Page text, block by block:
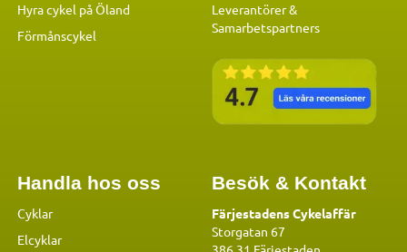
Hyra cykel på Öland
Förmånscykel
Leverantörer &
Samarbetspartners
Handla hos oss
Cyklar
Elcyklar
Besök & Kontakt
Färjestadens Cykelaffär
Storgatan 67